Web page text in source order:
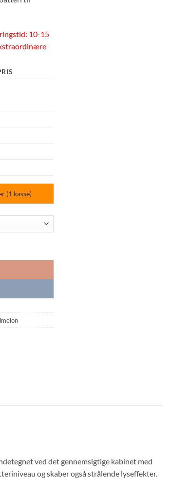
10-15
(1 kasse)
ved det gennemsigtige kabinet med
og skaber også strålende lyseffekter.